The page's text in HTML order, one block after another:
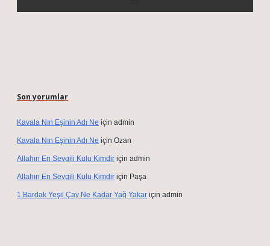
Son yorumlar
Kavala Nın Eşinin Adı Ne için admin
Kavala Nın Eşinin Adı Ne için Ozan
Allahın En Sevgili Kulu Kimdir için admin
Allahın En Sevgili Kulu Kimdir için Paşa
1 Bardak Yeşil Çay Ne Kadar Yağ Yakar için admin